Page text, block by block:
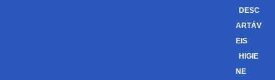
DESC
ARTÁV
EIS
HIGIE
NE